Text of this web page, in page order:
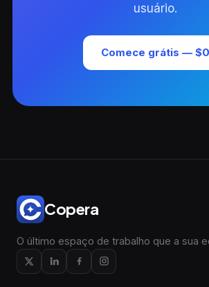
usuário.
Comece grátis — $0
Copera
O último espaço de trabalho que a sua